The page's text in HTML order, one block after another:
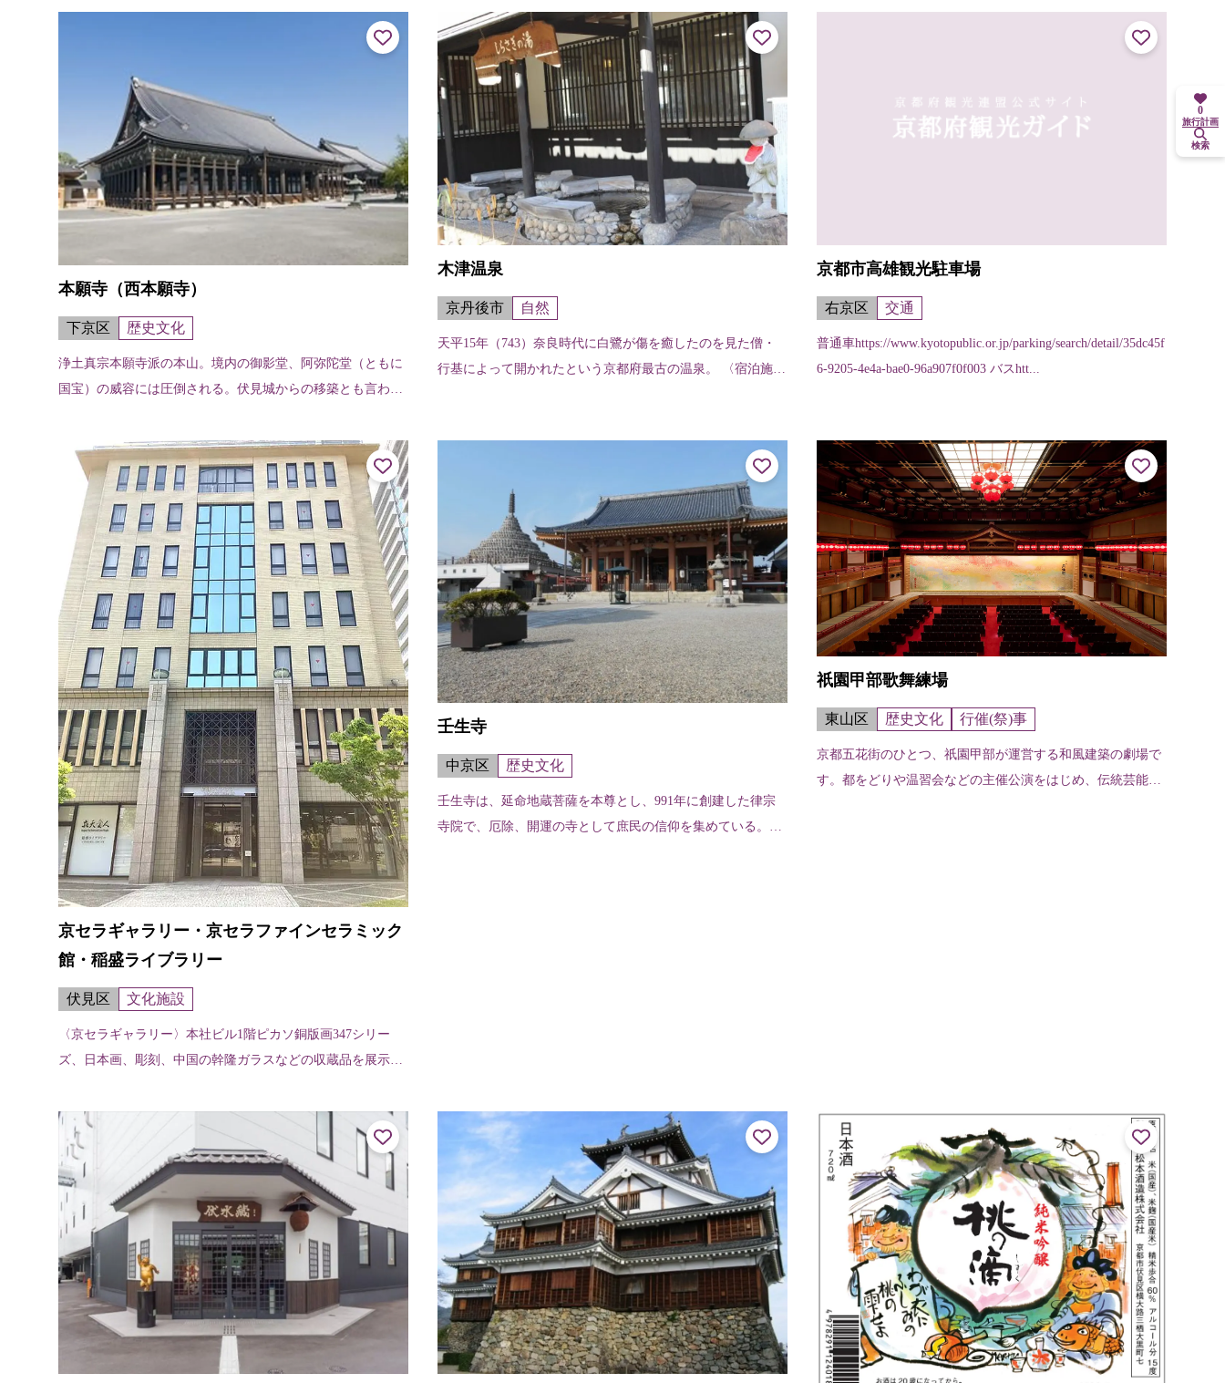
てゆったりと時を過ごすことができる。
ンシェルジュが常駐し、...
本願寺（西本願寺）
下京区 歴史文化
浄土真宗本願寺派の本山。境内の御影堂、阿弥陀堂（ともに
国宝）の威容には圧倒される。伏見城からの移築とも言われ
書院、黒書院、飛雲閣（いずれも国...
木津温泉
京丹後市 自然
天平15年（743）奈良時代に白鷺が傷を癒したのを見た僧・
行基によって開かれたという京都府最古の温泉。 〈宿泊施
京都市高雄観光駐車場
右京区 交通
普通車https://www.kyotopublic.or.jp/parking/search/detail/35dc45f
6-9205-4e4a-bae0-96a907f0f003 バスhtt...
京セラギャラリー・京セラファインセラミック
館・稲盛ライブラリー
伏見区 文化施設
〈京セラギャラリー〉本社ビル1階ピカソ銅版画347シリー
ズ、日本画、彫刻、中国の幹隆ガラスなどの収蔵品を展示す
ファインセラミック館〉本社...
壬生寺
中京区 歴史文化
壬生寺は、延命地蔵菩薩を本尊とし、991年に創建した律宗
寺院で、厄除、開運の寺として庶民の信仰を集めている。境
祇園甲部歌舞練場
東山区 歴史文化 行催(祭)事
京都五花街のひとつ、祇園甲部が運営する和風建築の劇場で
す。都をどりや温習会などの主催公演をはじめ、伝統芸能の
0
旅行計画
検索